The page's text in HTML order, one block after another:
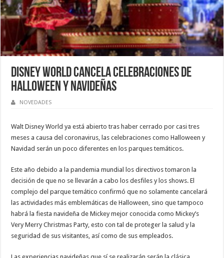
Disney World cancela celebraciones de
Halloween y navideñas
NOVEDADES
Walt Disney World ya está abierto tras haber cerrado por casi tres
meses a causa del coronavirus, las celebraciones como Halloween y
Navidad serán un poco diferentes en los parques temáticos.
Este año debido a la pandemia mundial los directivos tomaron la
decisión de que no se llevarán a cabo los desfiles y los shows. El
complejo del parque temático confirmó que no solamente cancelará
las actividades más emblemáticas de Halloween, sino que tampoco
habrá la fiesta navideña de Mickey mejor conocida como Mickey’s
Very Merry Christmas Party, esto con tal de proteger la salud y la
seguridad de sus visitantes, así como de sus empleados.